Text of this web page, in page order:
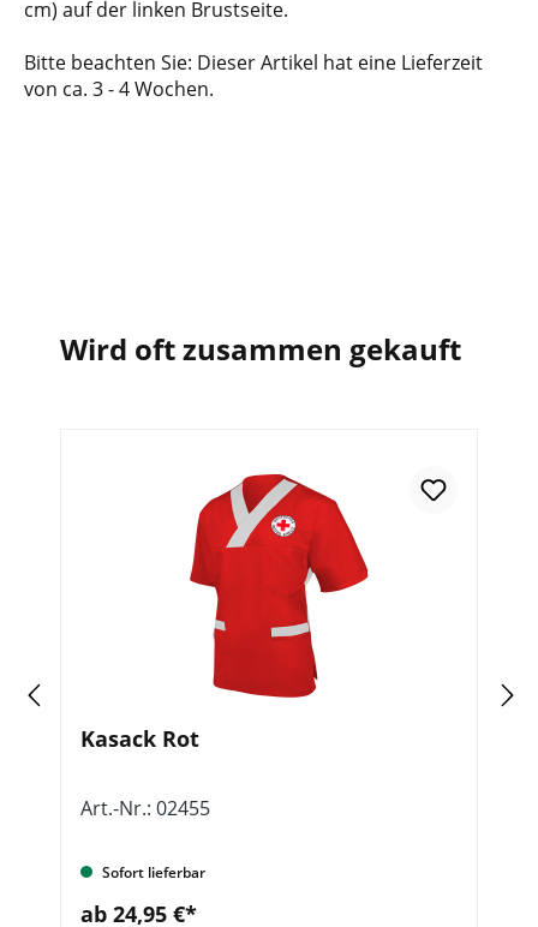
cm) auf der linken Brustseite.
Bitte beachten Sie: Dieser Artikel hat eine Lieferzeit
von ca. 3 - 4 Wochen.
Wird oft zusammen gekauft
Kasack Rot
Art.-Nr.: 02455
Sofort lieferbar
ab 24,95 €*